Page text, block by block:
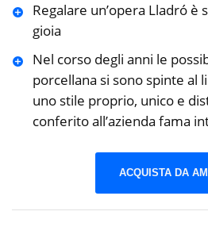
Regalare un’opera Lladró è
gioia
Nel corso degli anni le
porcellana si sono spinte al
uno stile proprio, unico e
conferito all’azienda fama
ACQUISTA DA